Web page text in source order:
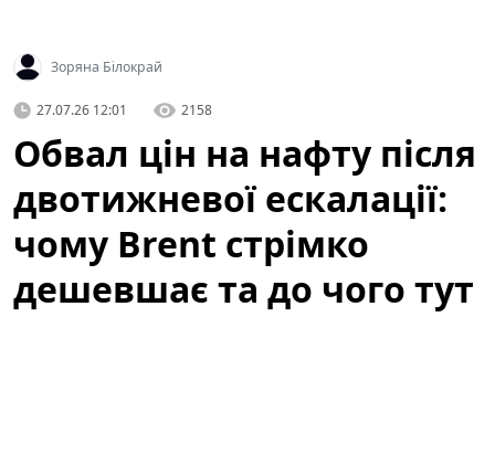
Зоряна Білокрай
27.07.26 12:01 2158
Обвал цін на нафту після
двотижневої ескалації:
чому Brent стрімко
дешевшає та до чого тут